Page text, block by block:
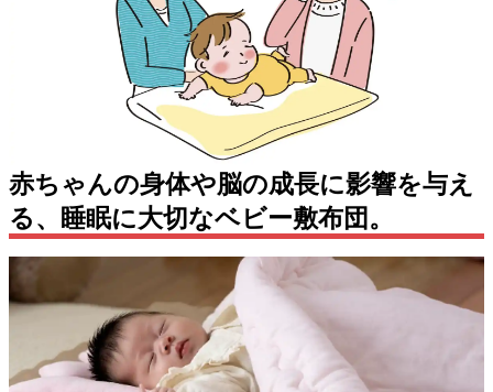
赤ちゃんの身体や脳の成長に影響を与え
る、睡眠に大切なベビー敷布団。